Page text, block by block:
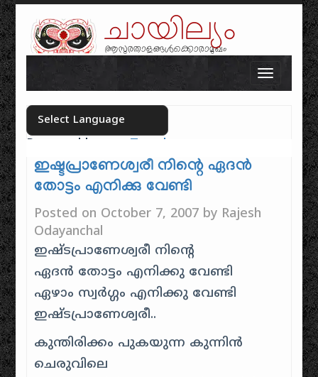
ചായില്യം
ആസുരതാളങ്ങൾക്കൊരാമുഖം
Skip to content
Toggle
Powered by Translate
ഇഷ്ടപ്രാണേശ്വരീ നിന്റെ ഏദന്‍
തോട്ടം എനിക്കു വേണ്ടി
Posted on October 7, 2007 by Rajesh
Odayanchal
ഇഷ്ടപ്രാണേശ്വരീ നിന്റെ
ഏദന്‍ തോട്ടം എനിക്കു വേണ്ടി
ഏഴാം സ്വര്‍ഗ്ഗം എനിക്കു വേണ്ടി
ഇഷ്ടപ്രാണേശ്വരീ..
കുന്തിരിക്കം പുകയുന്ന കുന്നിന്‍
ചെരുവിലെ